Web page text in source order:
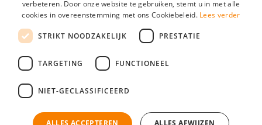
Hoofdkantoor Hoofddorp
Social
verbeteren. Door onze website te gebruiken, stemt u in met alle
cookies in overeenstemming met ons Cookiebeleid. Lees verder
STRIKT NOODZAKELIJK PRESTATIE
TARGETING FUNCTIONEEL
NIET-GECLASSIFICEERD
ALLES ACCEPTEREN ALLES AFWIJZEN